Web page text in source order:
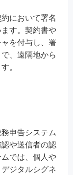
において署名
す。契約書や
を付与し、署
、遠隔地から
。
申告システム
や送信者の認
では、個人や
ジタルシグネ